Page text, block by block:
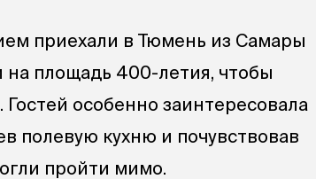
приехали в Тюмень из Самары
площадь 400-летия, чтобы
особенно заинтересовала
полевую кухню и почувствовав
пройти мимо.